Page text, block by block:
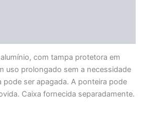
com tampa protetora em
uso prolongado sem a necessidade
pode ser apagada. A ponteira pode
Caixa fornecida separadamente.